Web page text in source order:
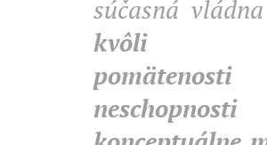
súčasná
kvôli
neschopnosti